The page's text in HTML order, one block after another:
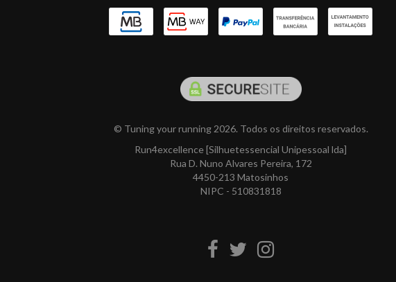
© Tuning your running 2026. Todos os direitos reservados.
Run4excellence [Silhuetessencial Unipessoal lda]
Rua D. Nuno Alvares Pereira, 172
4450-213 Matosinhos
NIPC - 510831818